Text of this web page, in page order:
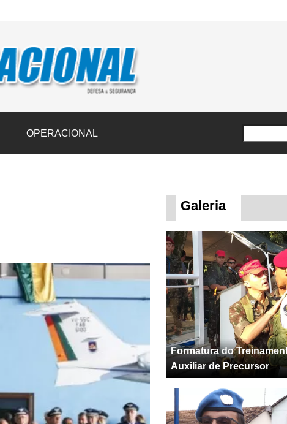
de donativos ao Rio Grande do Sul na maior campanha humanitária já
OPERACIONAL
Galeria
Formatura do
Auxiliar de Precursor